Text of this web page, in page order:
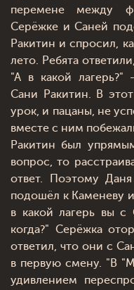
перемене между
Серёжке и Саней
Ракитин и спросил,
лето. Ребята
"А в какой лагерь?"
Сани Ракитин. В
урок, и пацаны, не
вместе с ним
Ракитин был
вопрос, то
ответ. Поэтому
подошёл к Каменеву
в какой лагерь вы с
когда?" Серёжка
ответил, что они с
в первую смену. "В
удивлением